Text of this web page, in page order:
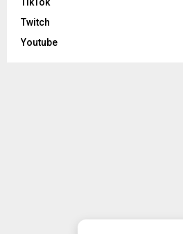
Twitch
Youtube